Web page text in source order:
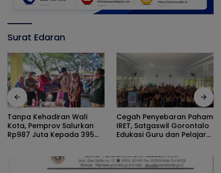
Surat Edaran
Tanpa Kehadiran Wali
Kota, Pemprov Salurkan
Rp987 Juta Kepada 395
Cegah Penyebaran Paham
IRET, Satgaswil Gorontalo
Edukasi Guru dan Pelajar